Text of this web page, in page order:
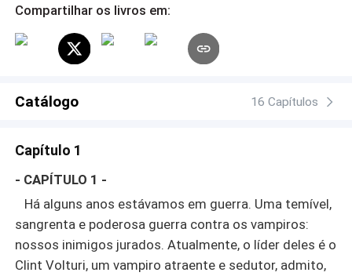
almejava uma sanguinária vingança.
Compartilhar os livros em:
Catálogo 16 Capítulos
Capítulo 1
- CAPÍTULO 1 -
Há alguns anos estávamos em guerra. Uma temível,
sangrenta e poderosa guerra contra os vampiros:
nossos inimigos jurados. Atualmente, o líder deles é o
Clint Volturi, um vampiro atraente e sedutor, admito,